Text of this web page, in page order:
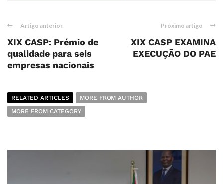
Artigo anterior
XIX CASP: Prémio de
qualidade para seis
empresas nacionais
Próximo artigo
XIX CASP EXAMINA
EXECUÇÃO DO PAE
RELATED ARTICLES
MORE FROM AUTHOR
MORE FROM CATEGORY